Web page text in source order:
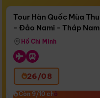
Còn17 ngày 01:43:50
Bay Sun Phuquoc
Tour Hàn Quốc Mùa
- Đảo Nami - Tháp
Airways)
Hồ Chí Minh
26/08
Còn 9/10 chỗ
Còn 9/10 chỗ